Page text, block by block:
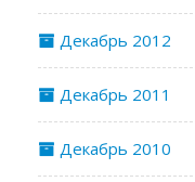
Декабрь 2012
Декабрь 2011
Декабрь 2010